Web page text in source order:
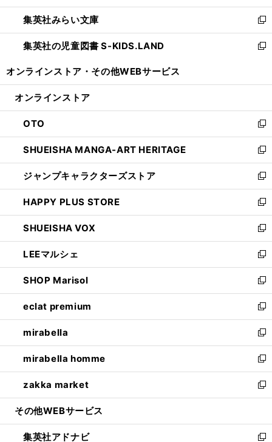
開
く
ウ
で
開
く
ン
ド
ウ
で
ウ
ィ
ン
ド
開
集英社みらい文庫
新
し
い
ン
ウ
で
開
く
集英社の児童図書 S-KIDS.LAND
新
ウ
ン
ド
ウ
で
開
く
オンラインストア・ その他WEBサービス
オンラインストア
OTO
新
し
い
ウ
ィ
ン
ド
ウ
で
開
く
SHUEISHA MANGA-ART HERITAGE
新
し
い
ウ
ィ
ン
ド
ウ
で
開
く
ジャンプキャラクターズストア
新
し
い
ウ
ィ
ン
ド
ウ
で
開
く
HAPPY PLUS STORE
新
し
い
ウ
ィ
ン
ド
ウ
で
開
く
SHUEISHA VOX
新
し
い
ウ
ィ
ン
ド
ウ
で
開
く
LEEマルシェ
新
し
い
ウ
ィ
ン
ド
ウ
で
開
く
SHOP Marisol
新
し
い
ウ
ィ
ン
ド
ウ
で
開
eclat premium
新
し
い
ウ
ィ
ン
ド
ウ
開
く
mirabella
新
し
い
ウ
ィ
ン
ウ
で
mirabella homme
新
し
い
ウ
ン
ド
zakka market
新
し
ウ
ィ
その他WEBサービス
集英社アドナビ 新